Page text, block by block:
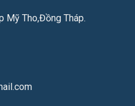
Mỹ Tho,Đồng Tháp.